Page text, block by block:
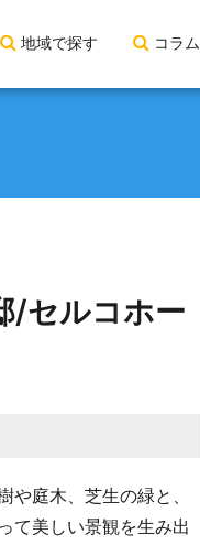
地域で探す コラム
/セルコホー
や庭木、芝生の緑と、
て美しい景観を生み出